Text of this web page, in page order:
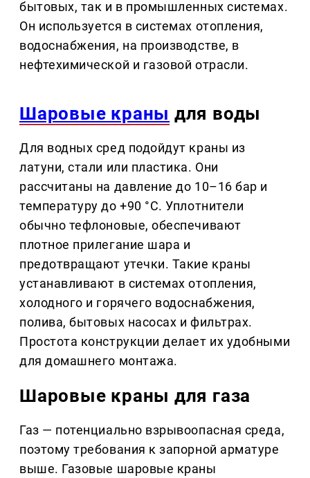
бытовых, так и в промышленных системах.
Он используется в системах отопления,
водоснабжения, на производстве, в
нефтехимической и газовой отрасли.
Шаровые краны для воды
Для водных сред подойдут краны из
латуни, стали или пластика. Они
рассчитаны на давление до 10–16 бар и
температуру до +90 °C. Уплотнители
обычно тефлоновые, обеспечивают
плотное прилегание шара и
предотвращают утечки. Такие краны
устанавливают в системах отопления,
холодного и горячего водоснабжения,
полива, бытовых насосах и фильтрах.
Простота конструкции делает их удобными
для домашнего монтажа.
Шаровые краны для газа
Газ — потенциально взрывоопасная среда,
поэтому требования к запорной арматуре
выше. Газовые шаровые краны